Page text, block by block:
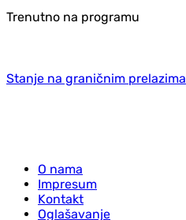
Trenutno na programu
Stanje na graničnim prelazima
O nama
Impresum
Kontakt
Oglašavanje